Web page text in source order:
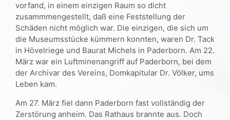
vorfand, in einem einzigen Raum so dicht
zusammmengestellt, daß eine Feststellung der
Schäden nicht möglich war. Die einzigen, die sich um
die Museumsstücke kümmern konnten, waren Dr. Tack
in Hövelriege und Baurat Michels in Paderborn. Am 22.
März war ein Luftminenangriff auf Paderborn, bei dem
der Archivar des Vereins, Domkapitular Dr. Völker, ums
Leben kam.
Am 27. März fiel dann Paderborn fast vollständig der
Zerstörung anheim. Das Rathaus brannte aus. Doch